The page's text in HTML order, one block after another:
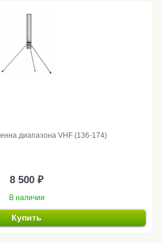
диапазона VHF (136-174)
8 500 ₽
В наличии
Купить